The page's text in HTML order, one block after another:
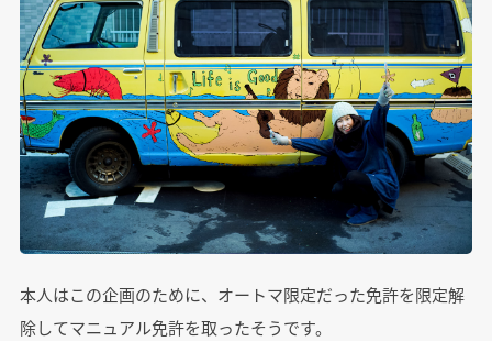
本人はこの企画のために、オートマ限定だった免許を限定解
除してマニュアル免許を取ったそうです。